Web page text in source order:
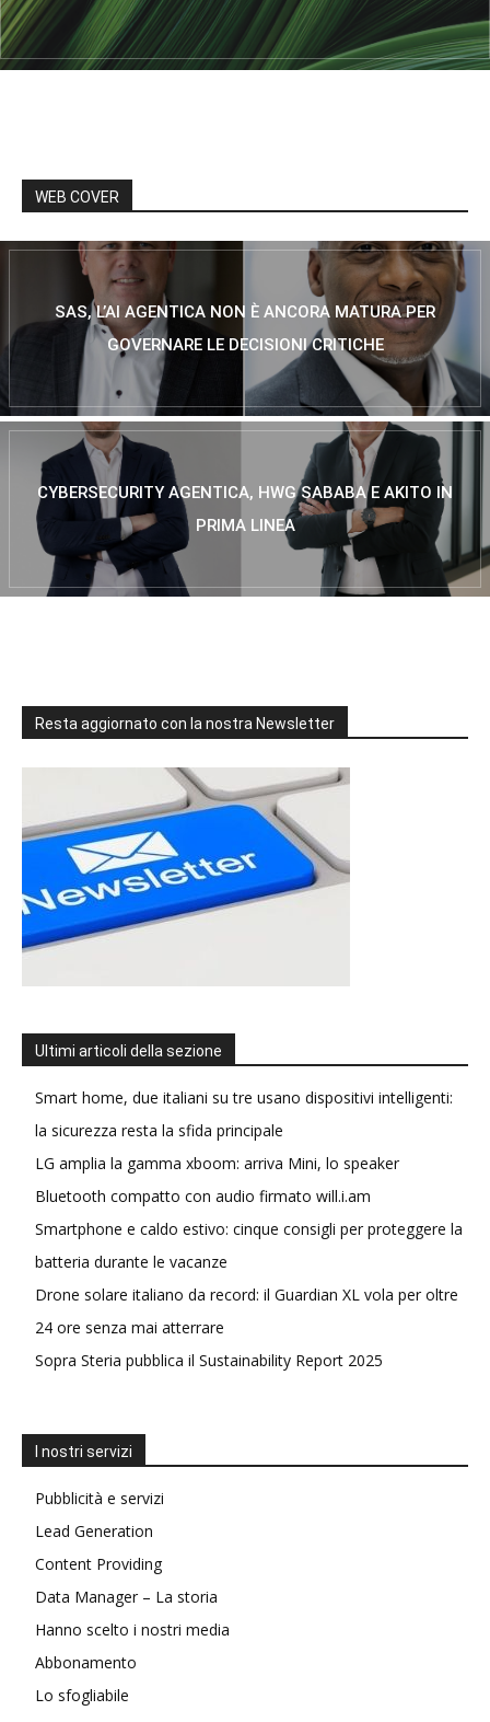
WEB COVER
SAS, L’AI AGENTICA NON È ANCORA MATURA PER
GOVERNARE LE DECISIONI CRITICHE
CYBERSECURITY AGENTICA, HWG SABABA E AKITO IN
PRIMA LINEA
Resta aggiornato con la nostra Newsletter
Ultimi articoli della sezione
Smart home, due italiani su tre usano dispositivi intelligenti:
la sicurezza resta la sfida principale
LG amplia la gamma xboom: arriva Mini, lo speaker
Bluetooth compatto con audio firmato will.i.am
Smartphone e caldo estivo: cinque consigli per proteggere la
batteria durante le vacanze
Drone solare italiano da record: il Guardian XL vola per oltre
24 ore senza mai atterrare
Sopra Steria pubblica il Sustainability Report 2025
I nostri servizi
Pubblicità e servizi
Lead Generation
Content Providing
Data Manager – La storia
Hanno scelto i nostri media
Abbonamento
Lo sfogliabile